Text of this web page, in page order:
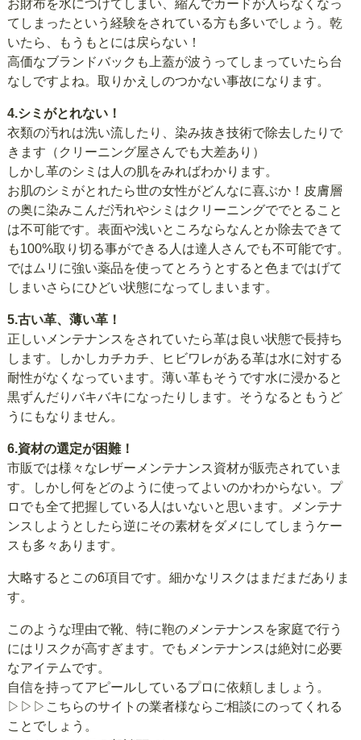
お財布を水につけてしまい、縮んでカードが入らなくなっ
てしまったという経験をされている方も多いでしょう。乾
いたら、もうもとには戻らない！
高価なブランドバックも上蓋が波うってしまっていたら台
なしですよね。取りかえしのつかない事故になります。
4.シミがとれない！
衣類の汚れは洗い流したり、染み抜き技術で除去したりで
きます（クリーニング屋さんでも大差あり）
しかし革のシミは人の肌をみればわかります。
お肌のシミがとれたら世の女性がどんなに喜ぶか！皮膚層
の奥に染みこんだ汚れやシミはクリーニングででとること
は不可能です。表面や浅いところならなんとか除去できて
も100%取り切る事ができる人は達人さんでも不可能です。
ではムリに強い薬品を使ってとろうとすると色まではげて
しまいさらにひどい状態になってしまいます。
5.古い革、薄い革！
正しいメンテナンスをされていたら革は良い状態で長持ち
します。しかしカチカチ、ヒビワレがある革は水に対する
耐性がなくなっています。薄い革もそうです水に浸かると
黒ずんだりバキバキになったりします。そうなるともうど
うにもなりません。
6.資材の選定が困難！
市販では様々なレザーメンテナンス資材が販売されていま
す。しかし何をどのように使ってよいのかわからない。プ
ロでも全て把握している人はいないと思います。メンテナ
ンスしようとしたら逆にその素材をダメにしてしまうケー
スも多々あります。
大略するとこの6項目です。細かなリスクはまだまだありま
す。
このような理由で靴、特に鞄のメンテナンスを家庭で行う
にはリスクが高すぎます。でもメンテナンスは絶対に必要
なアイテムです。
自信を持ってアピールしているプロに依頼しましょう。
▷▷▷こちらのサイト の業者様ならご相談にのってくれる
ことでしょう。